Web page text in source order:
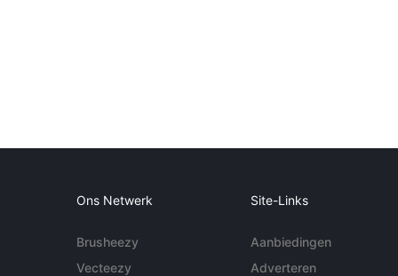
Ons Netwerk
Brusheezy
Vecteezy
Site-Links
Aanbiedingen
Adverteren